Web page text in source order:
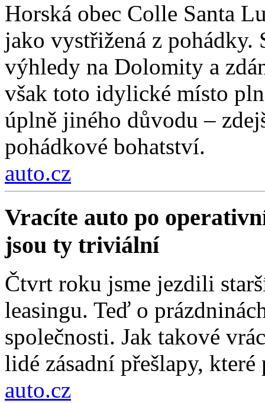
Horská obec Colle Santa
jako vystřižená z pohádky.
výhledy na Dolomity a
však toto idylické místo
úplně jiného důvodu –
pohádkové bohatství.
auto.cz
Vracíte auto po
jsou ty triviální
Čtvrt roku jsme jezdili
leasingu. Teď o
společnosti. Jak takové
lidé zásadní přešlapy,
auto.cz